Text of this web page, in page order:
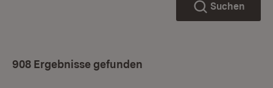
Suchen
908 Ergebnisse gefunden